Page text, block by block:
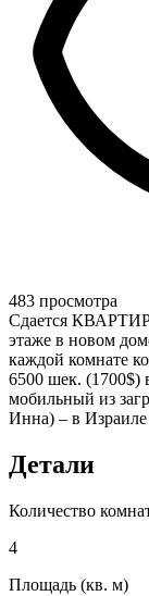
483 просмотра
Сдается
этаже в новом
каждой комнате
6500 шек. (1700$)
мобильный из
Инна) – в
Детали
Количество
4
Площадь (кв. м)